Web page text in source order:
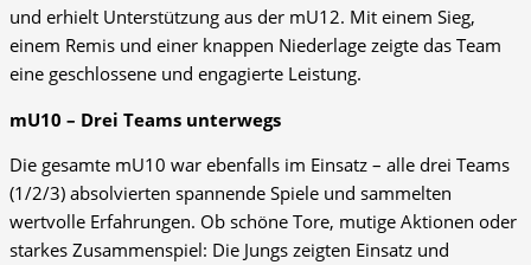
und erhielt Unterstützung aus der mU12. Mit einem Sieg,
einem Remis und einer knappen Niederlage zeigte das Team
eine geschlossene und engagierte Leistung.
mU10 – Drei Teams unterwegs
Die gesamte mU10 war ebenfalls im Einsatz – alle drei Teams
(1/2/3) absolvierten spannende Spiele und sammelten
wertvolle Erfahrungen. Ob schöne Tore, mutige Aktionen oder
starkes Zusammenspiel: Die Jungs zeigten Einsatz und